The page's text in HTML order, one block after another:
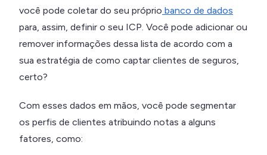
você pode coletar do seu próprio banco de dados
para, assim, definir o seu ICP. Você pode adicionar ou
remover informações dessa lista de acordo com a
sua estratégia de como captar clientes de seguros,
certo?
Com esses dados em mãos, você pode segmentar
os perfis de clientes atribuindo notas a alguns
fatores, como: